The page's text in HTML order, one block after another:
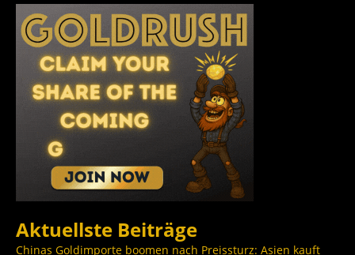
Aktuellste Beiträge
Chinas Goldimporte boomen nach Preissturz: Asien kauft